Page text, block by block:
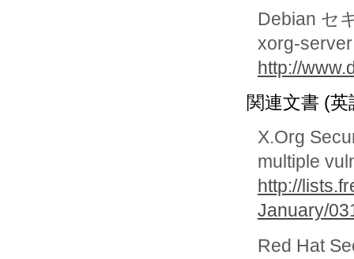
Debian セ
xorg-
http://
関連文書 (英
X.Org
multiple
http://
January/
Red Hat